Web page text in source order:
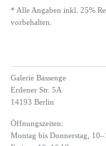
* Alle Angaben inkl. 25%
vorbehalten.
Galerie Bassenge
Erdener Str. 5A
14193 Berlin
Öffnungszeiten:
Montag bis Donnerstag,